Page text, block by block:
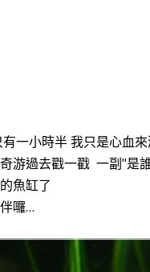
一小時半 我只是心血
游過去戳一戳 一副"是
魚缸了
囉…